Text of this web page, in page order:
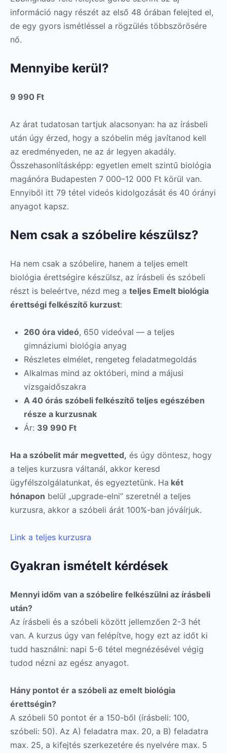
információ nagy részét az első 48 órában felejted el,
de egy gyors ismétléssel a rögzülés többszörösére
nő.
Mennyibe kerül?
9 990 Ft
Az árat tudatosan tartjuk alacsonyan: ha az írásbeli
után úgy érzed, hogy a szóbelin még javítanod kell
az eredményeden, ne az ár legyen akadály.
Összehasonlításképp: egyetlen emelt szintű biológia
magánóra Budapesten 7 000–12 000 Ft körül van.
Ennyiből itt 79 tétel videós kidolgozását és 40 órányi
anyagot kapsz.
Nem csak a szóbelire készülsz?
Ha nem csak a szóbelire, hanem a teljes emelt
biológia érettségire készülsz, az írásbeli és szóbeli
részt is beleértve, nézd meg a teljes Emelt biológia
érettségi felkészítő kurzust:
260 óra videó, 650 videóval — a teljes
gimnáziumi biológia anyag
Részletes elmélet, rengeteg feladatmegoldás
Alkalmas mind az októberi, mind a májusi
vizsgaidőszakra
A 40 órás szóbeli felkészítő teljes egészében
része a kurzusnak
Ár: 39 990 Ft
Ha a szóbelit már megvetted, és úgy döntesz, hogy
a teljes kurzusra váltanál, akkor keresd
ügyfélszolgálatunkat, és egyeztetünk. Ha két
hónapon belül „upgrade-elni” szeretnél a teljes
kurzusra, akkor a szóbeli árát 100%-ban jóváírjuk.
Link a teljes kurzusra
Gyakran ismételt kérdések
Mennyi időm van a szóbelire felkészülni az írásbeli
után?
Az írásbeli és a szóbeli között jellemzően 2-3 hét
van. A kurzus úgy van felépítve, hogy ezt az időt ki
tudd használni: napi 5-6 tétel megnézésével végig
tudod nézni az egész anyagot.
Hány pontot ér a szóbeli az emelt biológia
érettségin?
A szóbeli 50 pontot ér a 150-ből (írásbeli: 100,
szóbeli: 50). Az A) feladatra max. 20, a B) feladatra
max. 25, a kifejtés szerkezetére és nyelvére max. 5